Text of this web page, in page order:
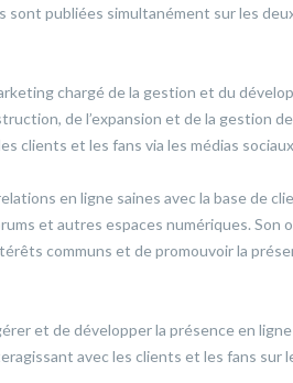
publiées simultanément sur les
chargé de la gestion et du
de l’expansion et de la gestion
clients et les fans via les médias
en ligne saines avec la base de
et autres espaces numériques.
communs et de promouvoir la
et de développer la présence en
avec les clients et les fans sur